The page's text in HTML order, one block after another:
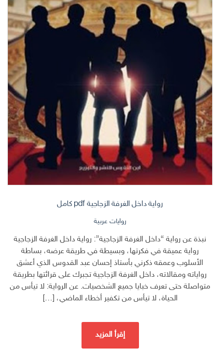
رواية داخل الغرفة الزجاجية pdf كامل
روايات عربية
نبذة عن رواية “داخل الغرفة الزجاجية”: رواية داخل الغرفة الزجاجية
رواية عميقة في فكرتها، وبسيطة في طريقة عرضه، بساطة
الأسلوب وعمقه ذكرني بأستاذ إحسان عبد القدوس الذي أعشق
رواياته ومقالاته، داخل الغرفة الزجاجية تجبرك على قرائتها بطريقة
متواصلة حتى تعرف خبايا جميع الشخصيات. عن الرواية: لا تيأس من
الحياة، لا تيأس من تكفير أخطاء الماضي، […]
إقرأ المزيد